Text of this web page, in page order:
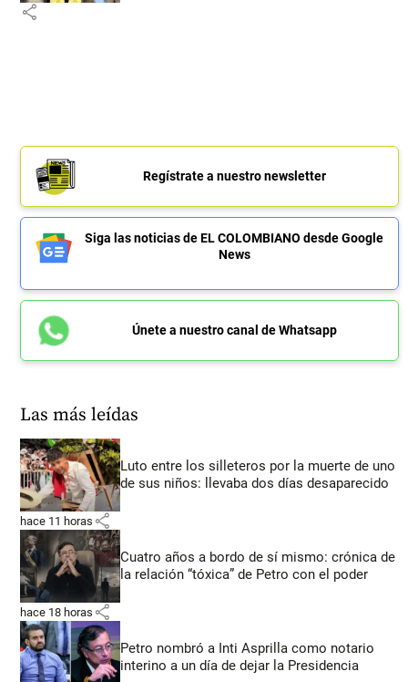
share
Regístrate a nuestro newsletter
Siga las noticias de EL COLOMBIANO desde Google
News
Únete a nuestro canal de Whatsapp
Las más leídas
Luto entre los silleteros por la muerte de uno
de sus niños: llevaba dos días desaparecido
hace 11 horas share
Cuatro años a bordo de sí mismo: crónica de
la relación “tóxica” de Petro con el poder
hace 18 horas share
Petro nombró a Inti Asprilla como notario
interino a un día de dejar la Presidencia